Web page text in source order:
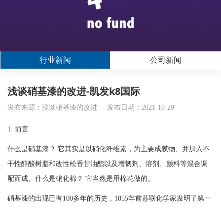
行业新闻 公司新闻
浅谈硝基漆的改进-凯发k8国际
发布来源：浅谈硝基漆的改进 发布日期：2021-10-29
1. 前言
什么是硝基漆 ？ 它其实是以硝化纤维素，为主要成膜物、并加入不
干性醇酸树脂和改性松香甘油酯以及增韧剂、溶剂、颜料等混合调
配而成。什么是硝化棉？ 它当然是用棉花做的。
硝基漆的出现已有100多年的历史，1855年前苏联化学家发明了第一